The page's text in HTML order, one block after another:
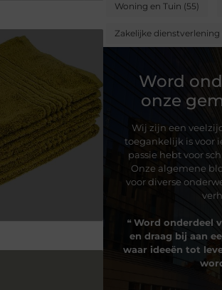
Woning en Tuin (55)
Zakelijke dienstverlening
Word
onze
Wij zijn een
toegankelijk is voor
passie hebt voor
Onze algemene
voor diverse
❝ Word onderdeel
en draag bij aan
waar ideeën tot